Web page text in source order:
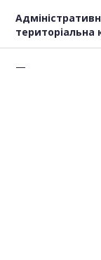
територіальна
—